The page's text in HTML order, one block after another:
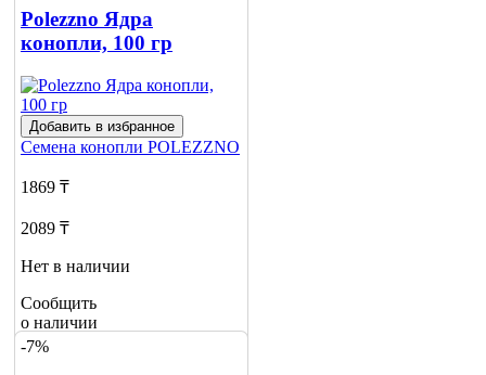
Polezzno Ядра
конопли, 100 гр
Добавить в избранное
Семена конопли POLEZZNO
1869 ₸
2089 ₸
Нет в наличии
Сообщить
о наличии
1
-7%